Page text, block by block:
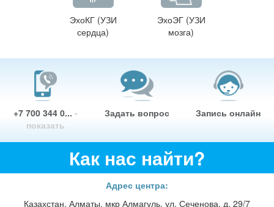
ЭхоКГ (УЗИ
сердца)
ЭхоЭГ (УЗИ
мозга)
+7 700 344 0...-
показать
Задать вопрос Запись онлайн
Как нас найти?
Адрес центра:
Казахстан, Алматы, мкр Алмагуль, ул. Сеченова, д. 29/7